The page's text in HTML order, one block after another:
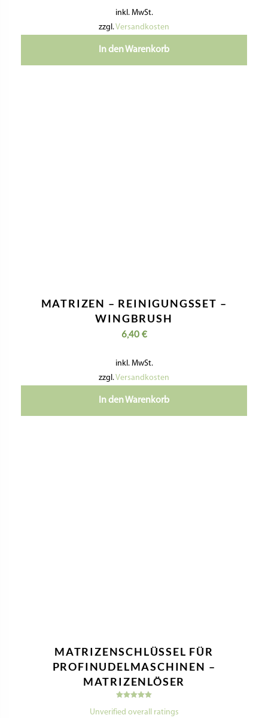
inkl. MwSt.
zzgl.Versandkosten
In den Warenkorb
MATRIZEN – REINIGUNGSSET –
WINGBRUSH
6,40 €
inkl. MwSt.
zzgl.Versandkosten
In den Warenkorb
MATRIZENSCHLÜSSEL FÜR
PROFINUDELMASCHINEN –
MATRIZENLÖSER
mit
Unverified overall ratings